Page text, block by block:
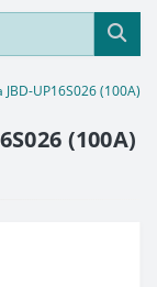
UP16S026 (100A)
(100A)